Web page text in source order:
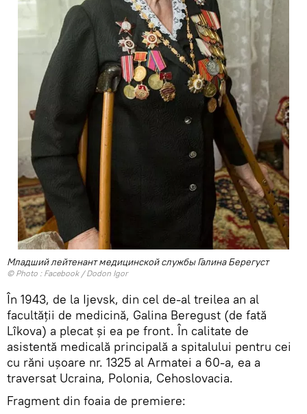
Младший лейтенант медицинской службы Галина Берегуст
© Photo : Facebook / Dodon Igor
În 1943, de la Ijevsk, din cel de-al treilea an al
facultății de medicină, Galina Beregust (de fată
Lîkova) a plecat și ea pe front. În calitate de
asistentă medicală principală a spitalului pentru cei
cu răni ușoare nr. 1325 al Armatei a 60-a, ea a
traversat Ucraina, Polonia, Cehoslovacia.
Fragment din foaia de premiere: